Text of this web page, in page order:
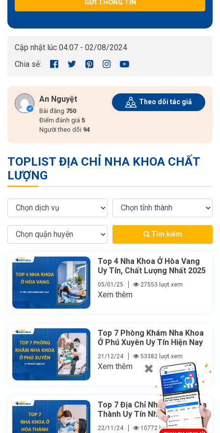
Cập nhật lúc 04:07 - 02/08/2024
Chia sẻ:
An Nguyệt
Bài đăng 750
Điểm đánh giá 5
Người theo dõi 94
Theo dõi tác giả
TOPLIST ĐỊA CHỈ NHA KHOA CHẤT
LƯỢNG
Tìm kiếm
Top 4 Nha Khoa Ở Hòa Vang
Uy Tín, Chất Lượng Nhất 2025
05/01/25 27553 lượt xem
Xem thêm
Top 7 Phòng Khám Nha Khoa
Ở Phú Xuyên Uy Tín Hiện Nay
21/12/24 53382 lượt xem
Xem thêm
Top 7 Địa Chỉ Nha Khoa Ở Hòa
Thành Uy Tín Nhất Hiện Nay
22/11/24 10772 lượt xem